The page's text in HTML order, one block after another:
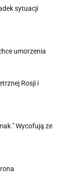
sytuacji
umorzenia
Rosji i
Wycofują ze